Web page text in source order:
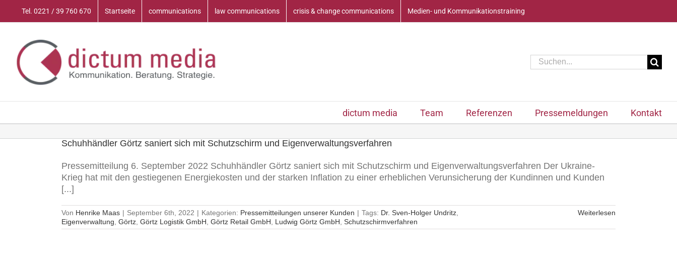
Tel. 0221 / 39 760 670 Startseite communications law communications crisis & change communications Medien- und Kommunikationstraining
Suche
nach:
dictum media Team Referenzen Pressemeldungen Kontakt
Schuhhändler Görtz saniert sich mit Schutzschirm und Eigenverwaltungsverfahren
Pressemitteilung 6. September 2022 Schuhhändler Görtz saniert sich mit Schutzschirm und Eigenverwaltungsverfahren Der Ukraine-
Krieg hat mit den gestiegenen Energiekosten und der starken Inflation zu einer erheblichen Verunsicherung der Kundinnen und Kunden
[...]
Von Henrike Maas | September 6th, 2022 | Kategorien: Pressemitteilungen unserer Kunden | Tags: Dr. Sven-Holger Undritz
Eigenverwaltung Görtz Görtz Logistik GmbH Görtz Retail GmbH Ludwig Görtz GmbH Schutzschirmverfahren
Weiterlesen